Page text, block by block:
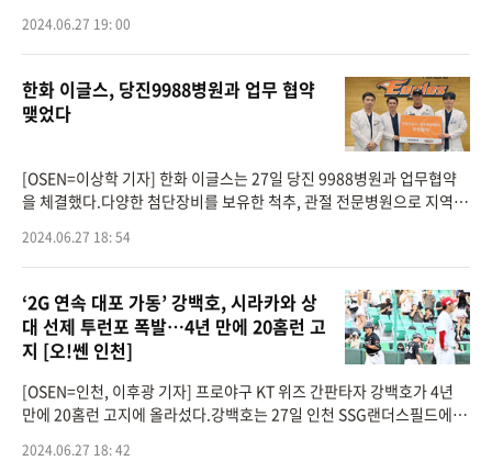
일리노이
2024.06.27 19: 00
한화 이글스, 당진9988병원과 업무 협약
맺었다
[OSEN=이상학 기자] 한화 이글스는 27일 당진 9988병원과 업무협약
을 체결했다.다양한 첨단장비를 보유한 척추, 관절 전문병원으로 지역
서산 홈경기시 구급차
2024.06.27 18: 54
‘2G 연속 대포 가동’ 강백호, 시라카와 상
대 선제 투런포 폭발…4년 만에 20홈런 고
지 [오!쎈 인천]
[OSEN=인천, 이후광 기자] 프로야구 KT 위즈 간판타자 강백호가 4년
만에 20홈런 고지에 올라섰다.강백호는 27일 인천 SSG랜더스필드에서
2024.06.27 18: 42